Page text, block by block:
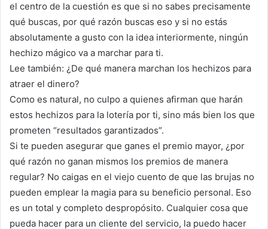
el centro de la cuestión es que si no sabes precisamente
qué buscas, por qué razón buscas eso y si no estás
absolutamente a gusto con la idea interiormente, ningún
hechizo mágico va a marchar para ti.
Lee también: ¿De qué manera marchan los hechizos para
atraer el dinero?
Como es natural, no culpo a quienes afirman que harán
estos hechizos para la lotería por ti, sino más bien los que
prometen “resultados garantizados”.
Si te pueden asegurar que ganes el premio mayor, ¿por
qué razón no ganan mismos los premios de manera
regular? No caigas en el viejo cuento de que las brujas no
pueden emplear la magia para su beneficio personal. Eso
es un total y completo despropósito. Cualquier cosa que
pueda hacer para un cliente del servicio, la puedo hacer